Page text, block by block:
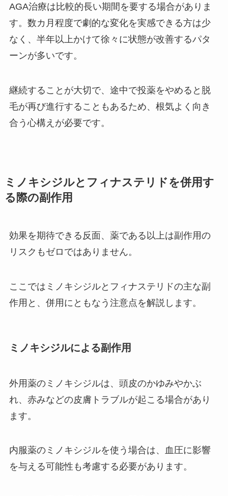
AGA治療は比較的長い期間を要する場合がありま
す。数カ月程度で劇的な変化を実感できる方は少
なく、半年以上かけて徐々に状態が改善するパタ
ーンが多いです。
継続することが大切で、途中で投薬をやめると脱
毛が再び進行することもあるため、根気よく向き
合う心構えが必要です。
ミノキシジルとフィナステリドを併用す
る際の副作用
効果を期待できる反面、薬である以上は副作用の
リスクもゼロではありません。
ここではミノキシジルとフィナステリドの主な副
作用と、併用にともなう注意点を解説します。
ミノキシジルによる副作用
外用薬のミノキシジルは、頭皮のかゆみやかぶ
れ、赤みなどの皮膚トラブルが起こる場合があり
ます。
内服薬のミノキシジルを使う場合は、血圧に影響
を与える可能性も考慮する必要があります。